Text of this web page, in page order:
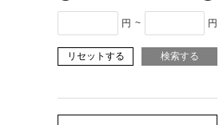
円 ~ 円
リセットする 検索する